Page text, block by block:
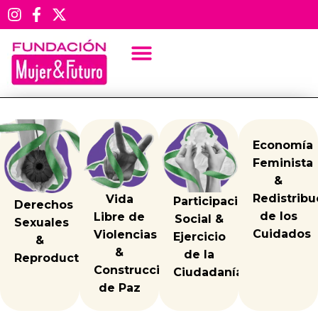
Derechos
Sexuales
&
Reproductivos
Vida
Libre de
Violencias
&
Construcción
de Paz
Participación
Social &
Ejercicio
de la
Ciudadanía
Economía
Feminista
&
de los
Cuidados
NOTICIAS
Talleres – Bosconia